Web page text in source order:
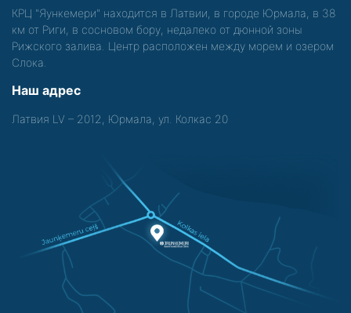
КРЦ "Яункемери" находится в Латвии, в городе Юрмала, в 38
км от Риги, в сосновом бору, недалеко от дюнной зоны
Рижского залива. Центр расположен между морем и озером
Слока.
Наш адрес
Латвия LV – 2012, Юрмала, ул. Колкас 20